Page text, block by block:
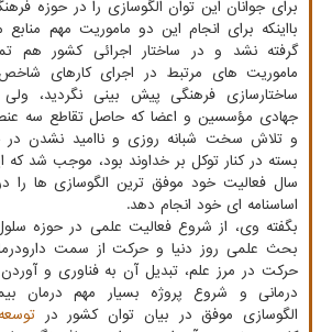
برای جوانان این توان الگوسازی را در حوزه
بااینکه برای انجام این دو ماموریت مهم
گرفته نشد و در ساختار اجرائی کشور هم
ماموریت های مرتبط در اجرای کارهای
ساختارسازی فرهنگی پیش بینی نگردید،
جهادی مؤسسین و اعضا که حاصل تقاطع سه
و تلاش سخت شبانه روزی و ناامید نشدن
بسته در کنار توکل بر خداوند بود، موجب شد
سال فعالیت خود موفق ترین الگوسازی ها
اساسنامه ای خود انجام دهد.
بگفته وی، از شروع فعالیت علمی در حوزه
بحث علمی روز دنیا و حرکت از سمت
حرکت در مرز علم، تبدیل آن به فناوری و
درمانی و شروع پروژه بسیار مهم درمان
الگوسازی موفق در بیان توان کشور درتوسعه